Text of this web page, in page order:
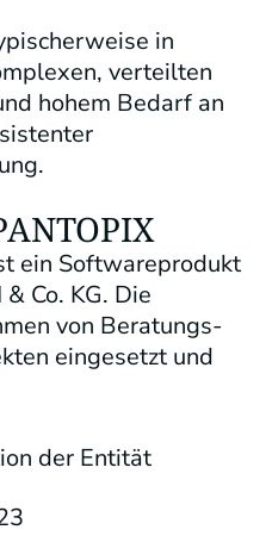
in
verteilten
hohem Bedarf an
ein Softwareprodukt
Co. KG. Die
von Beratungs-
eingesetzt und
der Entität